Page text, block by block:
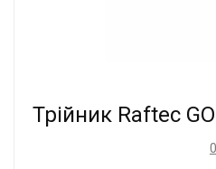
Трійник Raftec